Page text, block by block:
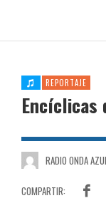
REPORTAJE
Encíclicas
RADIO ONDA